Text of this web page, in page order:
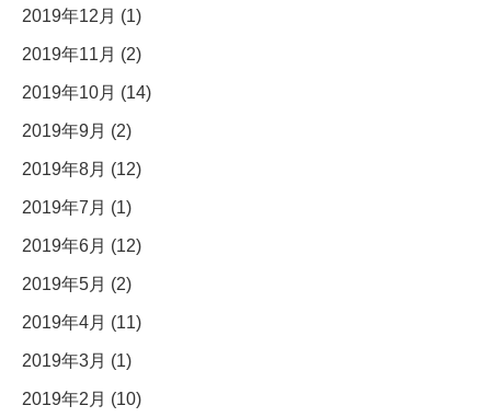
2019年12月 (1)
2019年11月 (2)
2019年10月 (14)
2019年9月 (2)
2019年8月 (12)
2019年7月 (1)
2019年6月 (12)
2019年5月 (2)
2019年4月 (11)
2019年3月 (1)
2019年2月 (10)